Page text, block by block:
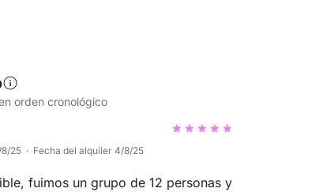
orden cronológico
8/25 · Fecha del alquiler 4/8/25
fuimos un grupo de 12 personas y